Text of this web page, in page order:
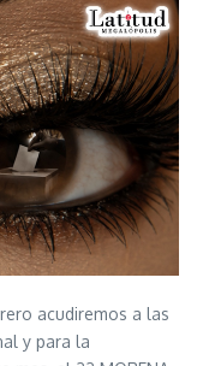
acudiremos a las
y para la